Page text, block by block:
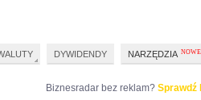
Biznesradar bez reklam? Sprawdź
DYWIDENDY NARZĘDZIA